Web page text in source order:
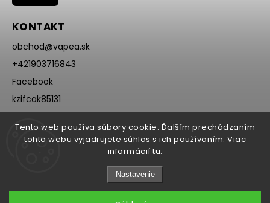
Tento web používa súbory cookie. Ďalším prechádzaním
tohto webu vyjadrujete súhlas s ich používaním. Viac
informácií tu.
Nastavenie
KONTAKT
obchod@vapea.sk
+421903716843
Facebook
kzifcak85131
@vapea.slovensko